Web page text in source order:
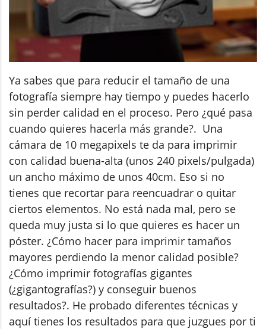
Ya sabes que para reducir el tamaño de una
fotografía siempre hay tiempo y puedes hacerlo
sin perder calidad en el proceso. Pero ¿qué pasa
cuando quieres hacerla más grande?. Una
cámara de 10 megapixels te da para imprimir
con calidad buena-alta (unos 240 pixels/pulgada)
un ancho máximo de unos 40cm. Eso si no
tienes que recortar para reencuadrar o quitar
ciertos elementos. No está nada mal, pero se
queda muy justa si lo que quieres es hacer un
póster. ¿Cómo hacer para imprimir tamaños
mayores perdiendo la menor calidad posible?
¿Cómo imprimir fotografías gigantes
(¿gigantografías?) y conseguir buenos
resultados?. He probado diferentes técnicas y
aquí tienes los resultados para que juzgues por ti